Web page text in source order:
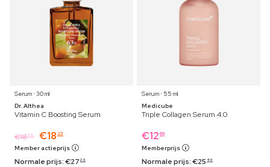
Serum ⋅ 30 ml
Dr. Althea
Vitamin C Boosting Serum
€1879 €18 23
Member actieprijs
Normale prijs:€27 29
Serum ⋅ 55 ml
Medicube
Triple Collagen Serum 4.0
€12 69
Memberprijs
Normale prijs:€25 49